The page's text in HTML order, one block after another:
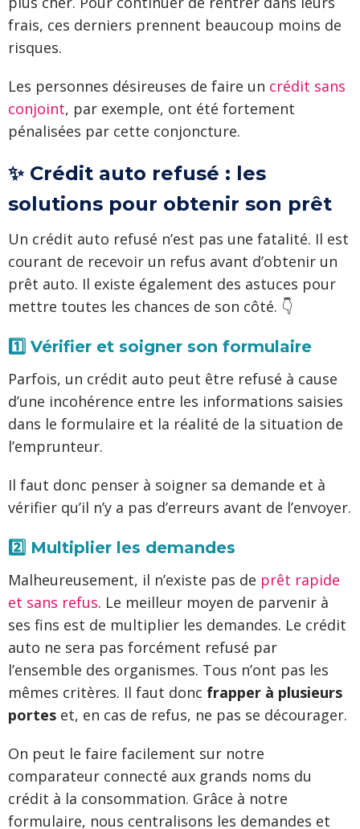
frais, ces derniers prennent beaucoup moins de
risques.
Les personnes désireuses de faire un crédit sans
conjoint, par exemple, ont été fortement
pénalisées par cette conjoncture.
✨ Crédit auto refusé : les
solutions pour obtenir son prêt
Un crédit auto refusé n’est pas une fatalité. Il est
courant de recevoir un refus avant d’obtenir un
prêt auto. Il existe également des astuces pour
mettre toutes les chances de son côté. 👇
1️⃣ Vérifier et soigner son formulaire
Parfois, un crédit auto peut être refusé à cause
d’une incohérence entre les informations saisies
dans le formulaire et la réalité de la situation de
l’emprunteur.
Il faut donc penser à soigner sa demande et à
vérifier qu’il n’y a pas d’erreurs avant de l’envoyer.
2️⃣ Multiplier les demandes
Malheureusement, il n’existe pas de prêt rapide
et sans refus. Le meilleur moyen de parvenir à
ses fins est de multiplier les demandes. Le crédit
auto ne sera pas forcément refusé par
l’ensemble des organismes. Tous n’ont pas les
mêmes critères. Il faut donc frapper à plusieurs
portes et, en cas de refus, ne pas se décourager.
On peut le faire facilement sur notre
comparateur connecté aux grands noms du
crédit à la consommation. Grâce à notre
formulaire, nous centralisons les demandes et